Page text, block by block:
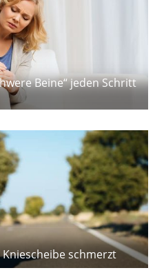
Beine“ jeden Schritt
schmerzt